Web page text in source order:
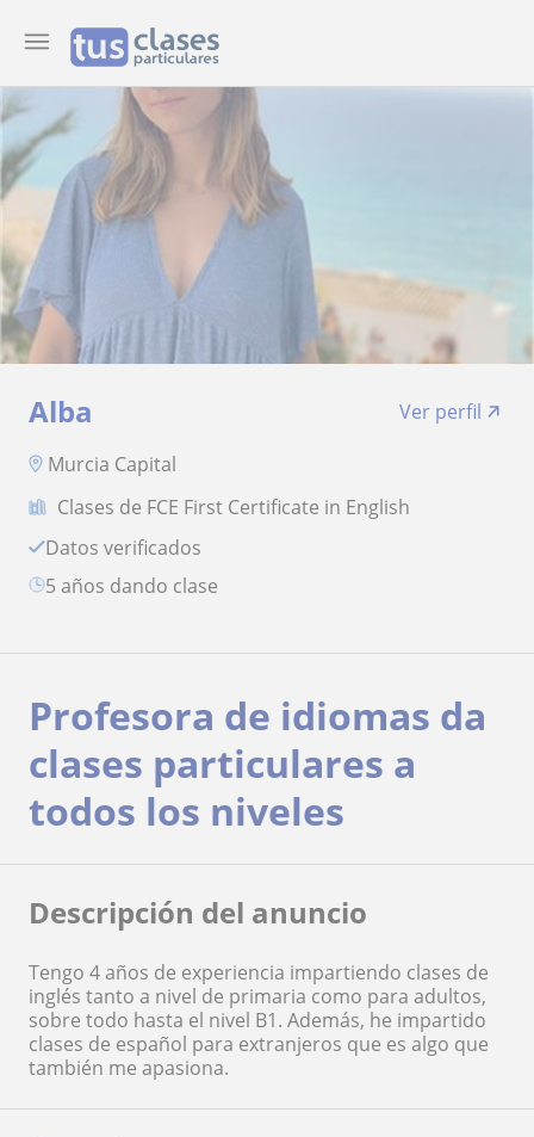
Alba
Ver perfil
Murcia Capital
Clases de FCE First Certificate in English
Datos verificados
5 años dando clase
Profesora de idiomas da
clases particulares a
todos los niveles
Descripción del anuncio
Tengo 4 años de experiencia impartiendo clases de
inglés tanto a nivel de primaria como para adultos,
sobre todo hasta el nivel B1. Además, he impartido
clases de español para extranjeros que es algo que
también me apasiona.